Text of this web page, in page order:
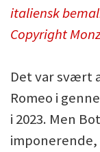
italiensk
Copyright
Det var svært
Romeo i
i 2023. Men